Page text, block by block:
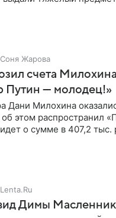
Соня Жарова
счета Милохина
Путин — молодец!»
Дани Милохина
этом распространил
о сумме в 407,2
Lenta.Ru
Димы